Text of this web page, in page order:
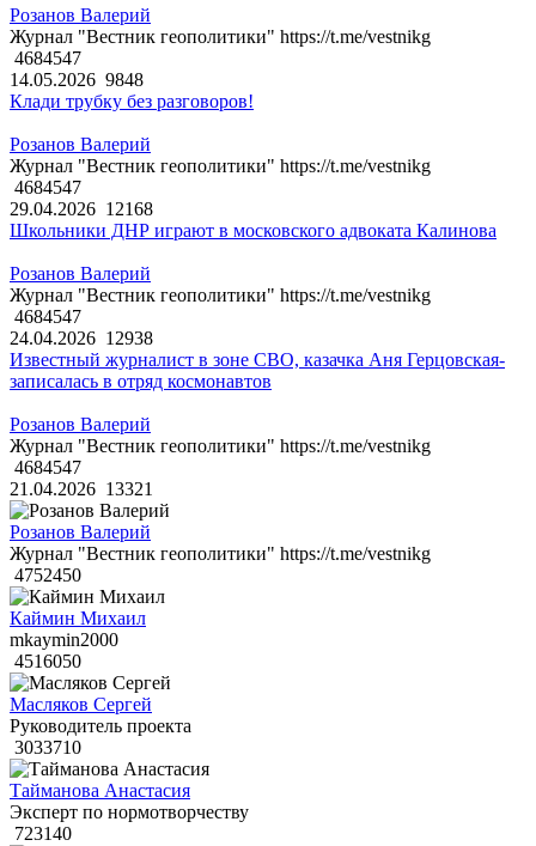
Розанов Валерий
Журнал "Вестник геополитики" https://t.me/vestnikg
4684547
14.05.2026 9848
Клади трубку без разговоров!
Розанов Валерий
Журнал "Вестник геополитики" https://t.me/vestnikg
4684547
29.04.2026 12168
Школьники ДНР играют в московского адвоката Калинова
Розанов Валерий
Журнал "Вестник геополитики" https://t.me/vestnikg
4684547
24.04.2026 12938
Известный журналист в зоне СВО, казачка Аня Герцовская-
записалась в отряд космонавтов
Розанов Валерий
Журнал "Вестник геополитики" https://t.me/vestnikg
4684547
21.04.2026 13321
Розанов Валерий
Журнал "Вестник геополитики" https://t.me/vestnikg
4752450
Каймин Михаил
mkaymin2000
4516050
Масляков Сергей
Руководитель проекта
3033710
Тайманова Анастасия
Эксперт по нормотворчеству
723140